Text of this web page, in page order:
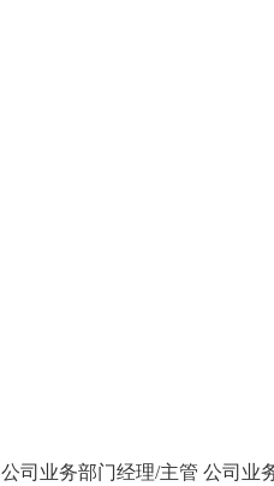
公司业务部门经理/主管 公司业